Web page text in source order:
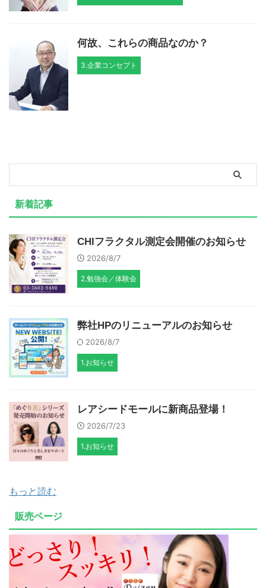
何故、これらの商品なのか？
3.企業コンセプト
新着記事
CHIフラクタル測定会開催のお知らせ
2026/8/7
2.勉強会／体験会
弊社HPのリニューアルのお知らせ
2026/8/7
1.お知らせ
レアシードモールに新商品登場！
2026/7/23
1.お知らせ
もっと読む
販売ページ